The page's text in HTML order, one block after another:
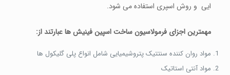
ایی و روش اسپری استفاده می شود.
مهمتریناجزای فرمولاسیونساخت اسپینفینیشها عبارتند از:
مواد روان کننده سنتتیک پتروشیمیایی شامل انواع پلی گلیکول ها
مواد آنتی استاتیک